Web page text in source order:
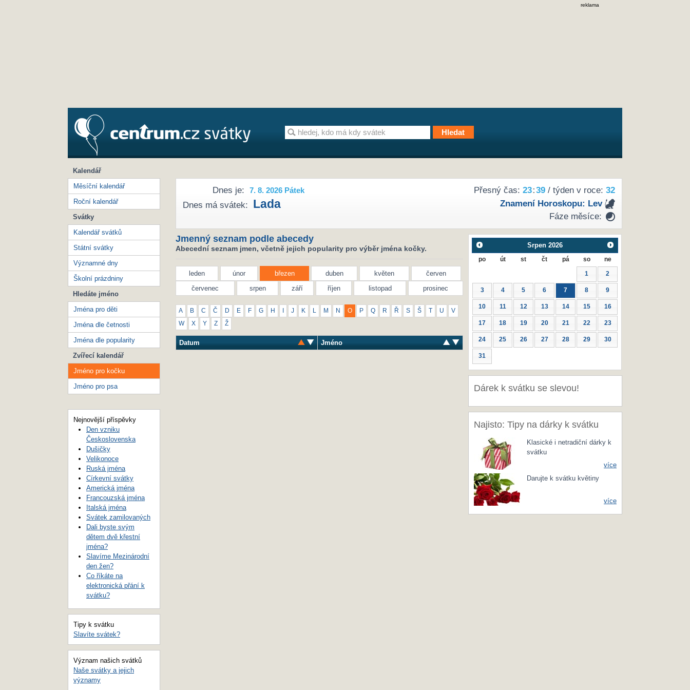
reklama
Přesný čas: 23:39/ týden v roce: 32
Znamení Horoskopu: Lev
Fáze měsíce:
Dnes je: 7. 8. 2026 Pátek
Dnes má svátek: Lada
Jmenný seznam podle abecedy
Abecední seznam jmen, včetně jejich popularity pro výběr jména kočky.
leden únor březen duben květen
červen
červenec
srpen září říjen listopad prosinec
A B C Č D E F G H J K M N O P Q R Ř S Š T U V
W X Y Z Ž
Datum Jméno
Srpen 2026
po út st čt pá so ne
1 2
3 4 5 6 7 8 9
10 11 12 13 14 15 16
17 18 19 20 21 22 23
24 25 26 27 28 29 30
31
Dárek k svátku se slevou!
Najisto: Tipy na dárky k svátku
Klasické i netradiční dárky k
svátku
více
Darujte k svátku květiny
více
Kalendář
Měsíční kalendář
Roční kalendář
Svátky
Kalendář svátků
Státní svátky
Významné dny
Školní prázdniny
Hledáte jméno
Jména pro děti
Jména dle četnosti
Jména dle popularity
Zvířecí kalendář
Jméno pro kočku
Jméno pro psa
Nejnovější příspěvky
Den vzniku
Československa
Dušičky
Velikonoce
Ruská jména
Církevní svátky
Americká jména
Francouzská jména
Italská jména
Svátek zamilovaných
Dali byste svým
dětem dvě křestní
jména?
Slavíme Mezinárodní
den žen?
Co říkáte na
elektronická přání k
svátku?
Tipy k svátku
Slavíte svátek?
Význam našich svátků
Naše svátky a jejich
významy